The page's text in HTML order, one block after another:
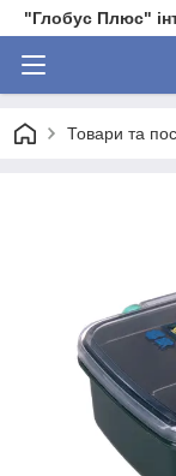
"Глобус Плюс"
Товари та